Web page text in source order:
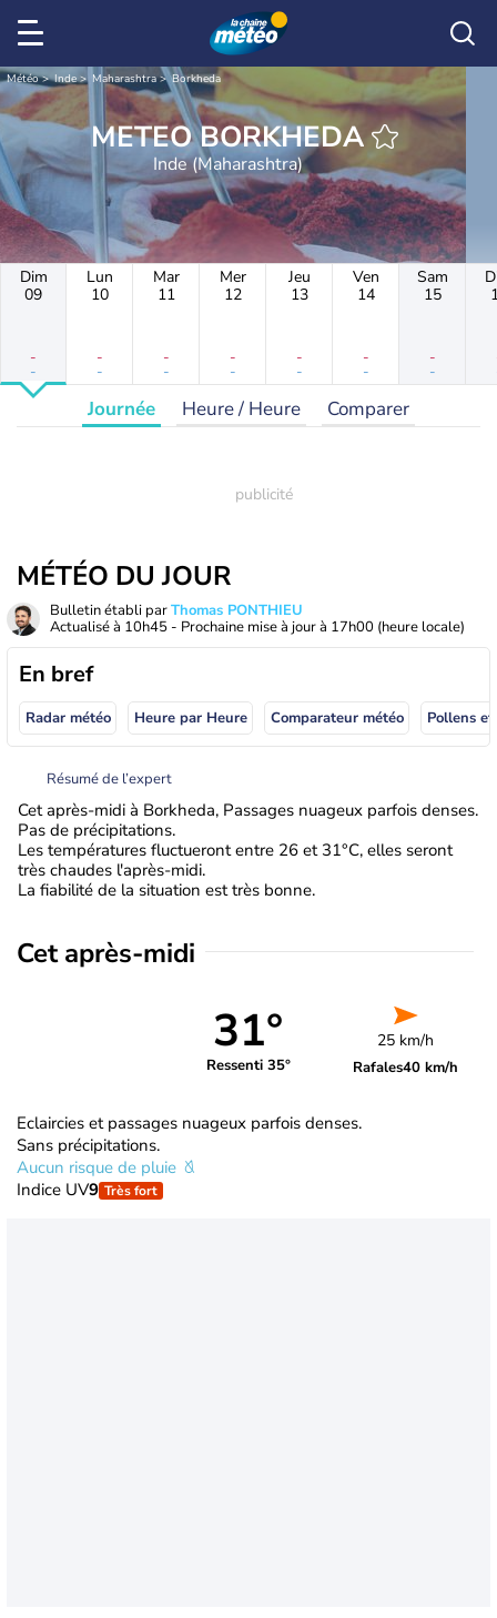
Météo Inde Maharashtra Borkheda
METEO BORKHEDA
Inde (Maharashtra)
Dim
09
-
-
Lun
10
-
-
Mar
11
-
-
Mer
12
-
-
Jeu
13
-
-
Ven
14
-
-
Sam
15
-
-
Journée Heure / Heure Comparer
MÉTÉO DU JOUR
Bulletin établi parThomas PONTHIEU
Actualisé à 10h45 - Prochaine mise à jour à 17h00 (heure locale)
En bref
Radar météo Heure par Heure Comparateur météo Pollens
Résumé de l’expert
Cet après-midi à Borkheda, Passages nuageux parfois denses.
Pas de précipitations.
Les températures fluctueront entre 26 et 31°C, elles seront
très chaudes l'après-midi.
La fiabilité de la situation est très bonne.
Cet après-midi
31°
Ressenti 35°
25 km/h
Rafales40 km/h
Eclaircies et passages nuageux parfois denses.
Sans précipitations.
Aucun risque de pluie
Indice UV9 Très fort